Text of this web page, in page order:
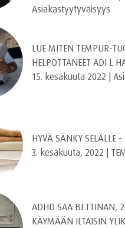
Asiakastyytyväisyys
LUE MITEN TEMPUR-
HELPOTTANEET ADI L
15. kesäkuuta 2022 |
HYVÄ SÄNKY SELÄLLE
3. kesäkuuta, 2022 |
ADHD SAA BETTINAN,
KÄYMÄÄN ILTAISIN